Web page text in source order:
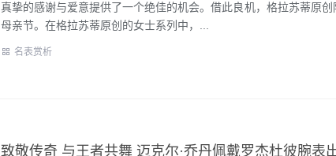
真挚的感谢与爱意提供了一个绝佳的机会。借此良机，格拉苏蒂原
母亲节。在格拉苏蒂原创的女士系列中，...
名表赏析